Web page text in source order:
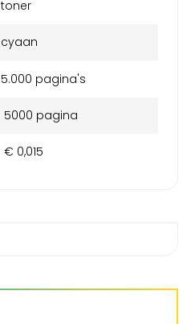
toner
cyaan
5.000 pagina's
5000 pagina
€ 0,015